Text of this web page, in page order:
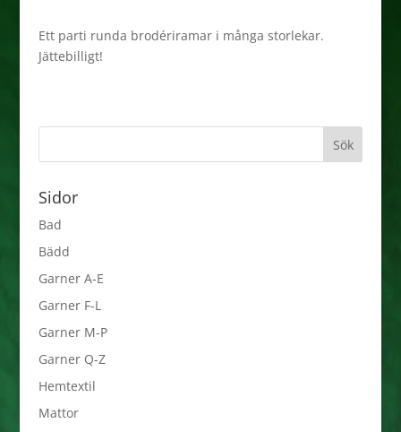
Ett parti runda brodériramar i många storlekar.
Jättebilligt!
Sidor
Bad
Bädd
Garner A-E
Garner F-L
Garner M-P
Garner Q-Z
Hemtextil
Mattor